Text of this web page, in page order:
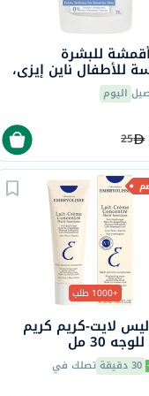
للبشرة
للأطفال ناين إيزي،
اليوم
25
+1000 طلب
لايت-كريم كريم
30 مل
30 دقيقة تصلك في